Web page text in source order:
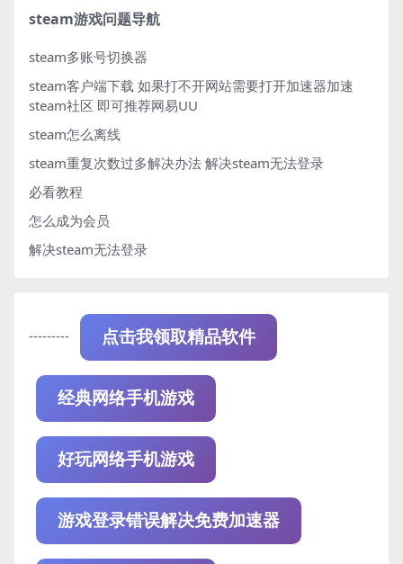
steam游戏问题导航
steam多账号切换器
steam客户端下载 如果打不开网站需要打开加速器加速
steam社区 即可推荐网易UU
steam怎么离线
steam重复次数过多解决办法 解决steam无法登录
必看教程
怎么成为会员
解决steam无法登录
--------- 点击我领取精品软件
经典网络手机游戏
好玩网络手机游戏
游戏登录错误解决免费加速器